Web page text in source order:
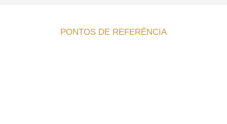
PONTOS DE REFERÊNCIA